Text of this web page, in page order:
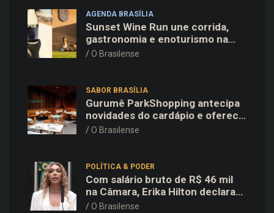
AGENDA BRASÍLIA
Sunset Wine Run une corrida,
gastronomia e enoturismo na
Vinícola Brasília
O Brasilense
SABOR BRASÍLIA
Gurumê ParkShopping antecipa
novidades do cardápio e oferece
25% de desconto no delivery
O Brasilense
POLÍTICA & PODER
Com salário bruto de R$ 46 mil
na Câmara, Erika Hilton declara
patrimônio de R$ 15,9 mil ao TSE
O Brasilense